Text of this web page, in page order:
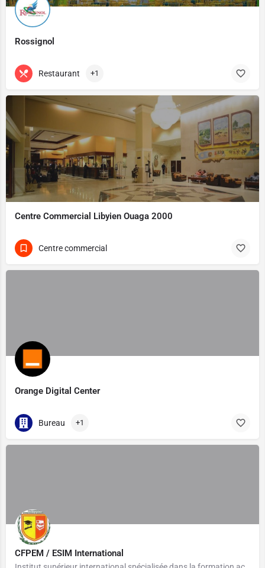
Rossignol
Restaurant +1
Centre Commercial Libyien Ouaga 2000
Centre commercial
Orange Digital Center
Bureau +1
CFPEM / ESIM International